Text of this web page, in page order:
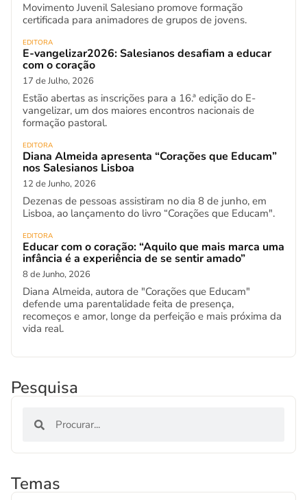
Movimento Juvenil Salesiano promove formação
certificada para animadores de grupos de jovens.
EDITORA
E-vangelizar2026: Salesianos desafiam a educar
com o coração
17 de Julho, 2026
Estão abertas as inscrições para a 16.ª edição do E-
vangelizar, um dos maiores encontros nacionais de
formação pastoral.
EDITORA
Diana Almeida apresenta “Corações que Educam”
nos Salesianos Lisboa
12 de Junho, 2026
Dezenas de pessoas assistiram no dia 8 de junho, em
Lisboa, ao lançamento do livro “Corações que Educam".
EDITORA
Educar com o coração: “Aquilo que mais marca uma
infância é a experiência de se sentir amado”
8 de Junho, 2026
Diana Almeida, autora de "Corações que Educam"
defende uma parentalidade feita de presença,
recomeços e amor, longe da perfeição e mais próxima da
vida real.
Pesquisa
Temas